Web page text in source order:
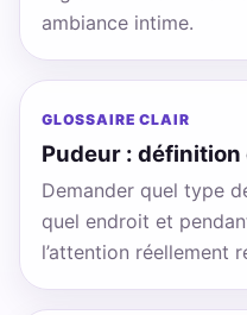
ambiance intime.
GLOSSAIRE CLAIR
Pudeur : définition
Demander quel type
quel endroit et
l’attention réellement